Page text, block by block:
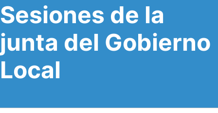
Sesiones de la
junta del Gobierno
Local